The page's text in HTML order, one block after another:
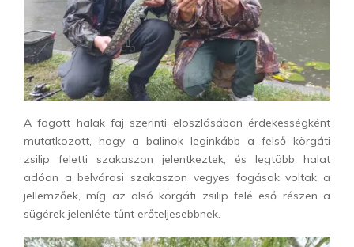
A fogott halak faj szerinti eloszlásában érdekességként
mutatkozott, hogy a balinok leginkább a felső körgáti
zsilip feletti szakaszon jelentkeztek, és legtöbb halat
adóan a belvárosi szakaszon vegyes fogások voltak a
jellemzőek, míg az alsó körgáti zsilip felé eső részen a
sügérek jelenléte tűnt erőteljesebbnek.